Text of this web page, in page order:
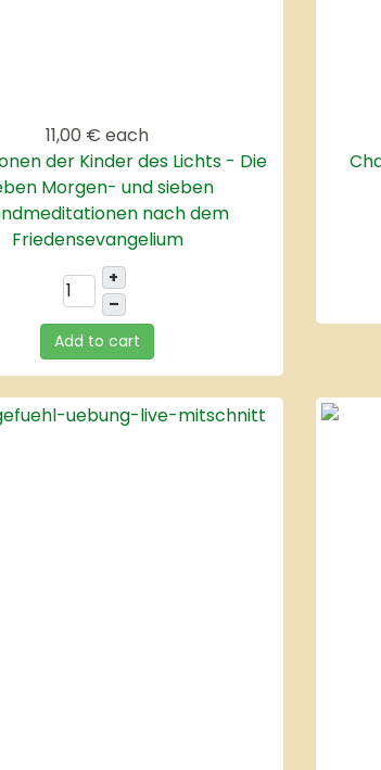
11,00 € each
der Kinder des Lichts - Die
Morgen- und sieben
nach dem
Friedensevangelium
+
–
Add to cart